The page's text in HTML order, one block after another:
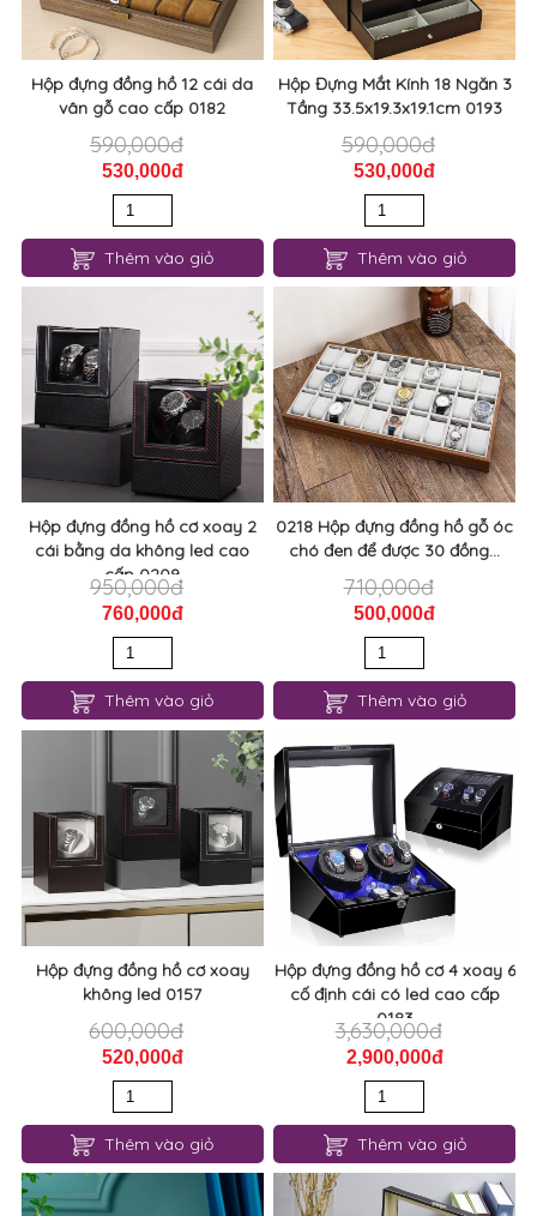
Hộp đựng đồng hồ 12 cái da
vân gỗ cao cấp 0182
590,000đ
530,000đ
Thêm vào giỏ
Hộp Đựng Mắt Kính 18 Ngăn 3
Tầng 33.5x19.3x19.1cm 0193
590,000đ
530,000đ
Thêm vào giỏ
Hộp đựng đồng hồ cơ xoay 2
cái bằng da không led cao
cấp 0209
950,000đ
760,000đ
Thêm vào giỏ
0218 Hộp đựng đồng hồ gỗ óc
chó đen để được 30 đồng...
710,000đ
500,000đ
Thêm vào giỏ
Hộp đựng đồng hồ cơ xoay
không led 0157
600,000đ
520,000đ
Thêm vào giỏ
Hộp đựng đồng hồ cơ 4 xoay 6
cố định cái có led cao cấp
0183
3,630,000đ
2,900,000đ
Thêm vào giỏ